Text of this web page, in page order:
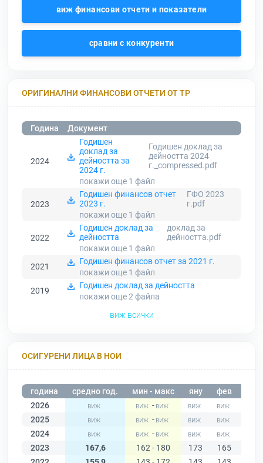
виж финансови отчети и показатели
сравни с конкуренти
ОРИГИНАЛНИ ФИНАНСОВИ ОТЧЕТИ ОТ ТР
Година Документ
2024
Годишен
доклад за
дейността за
2024 г.
Годишен доклад за
дейността 2024
г._compressed.pdf
покажи още 1 файл
2023
Годишен финансов отчет
2023 г.
ГФО 2023
г.pdf
покажи още 1 файл
2022
Годишен доклад за
дейността
доклад за
дейността.pdf
покажи още 1 файл
2021
Годишен финансов отчет за 2021 г.
покажи още 1 файл
2019
Годишен доклад за дейността
покажи още 2файла
виж всички
ОСИГУРЕНИ ЛИЦА В НОИ
година средно год. мин - макс яну фев
2026
-
2025
-
2024
-
2023
167,6 162 - 180 173 165